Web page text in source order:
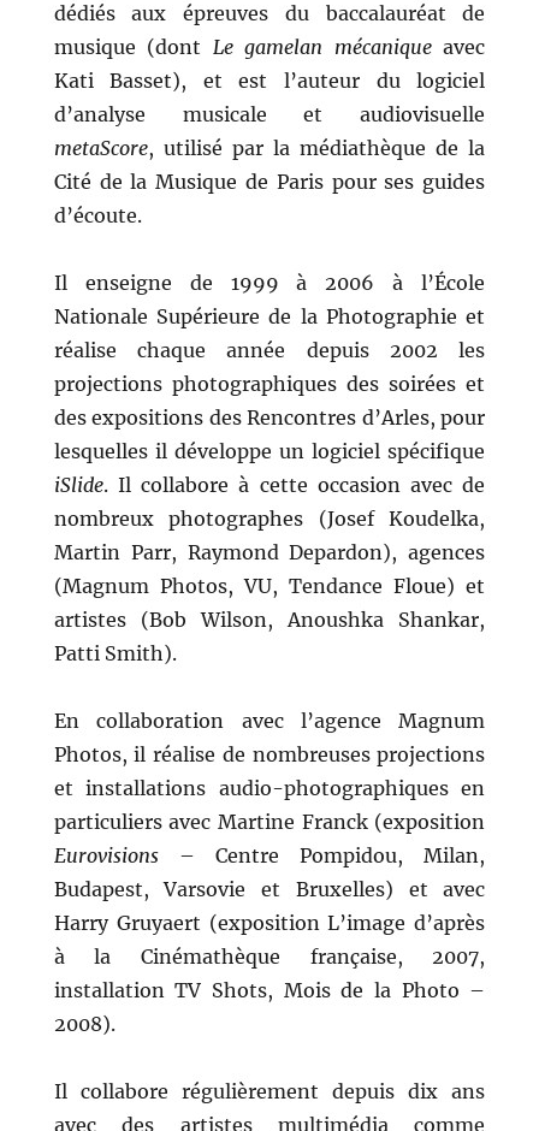
dédiés aux épreuves du baccalauréat de
musique (dont Le gamelan mécaniqueavec
Kati Basset), et est l’auteur du logiciel
d’analyse musicale et audiovisuelle
metaScore, utilisé par la médiathèque de la
Cité de la Musique de Paris pour ses guides
d’écoute.
Il enseigne de 1999 à 2006 à l’École
Nationale Supérieure de la Photographie et
réalise chaque année depuis 2002 les
projections photographiques des soirées et
des expositions des Rencontres d’Arles, pour
lesquelles il développe un logiciel spécifique
iSlide. Il collabore à cette occasion avec de
nombreux photographes (Josef Koudelka,
Martin Parr, Raymond Depardon), agences
(Magnum Photos, VU, Tendance Floue) et
artistes (Bob Wilson, Anoushka Shankar,
Patti Smith).
En collaboration avec l’agence Magnum
Photos, il réalise de nombreuses projections
et installations audio-photographiques en
particuliers avec Martine Franck (exposition
Eurovisions– Centre Pompidou, Milan,
Budapest, Varsovie et Bruxelles) et avec
Harry Gruyaert (exposition L’image d’après
à la Cinémathèque française, 2007,
installation TV Shots, Mois de la Photo –
2008).
Il collabore régulièrement depuis dix ans
avec des artistes multimédia comme